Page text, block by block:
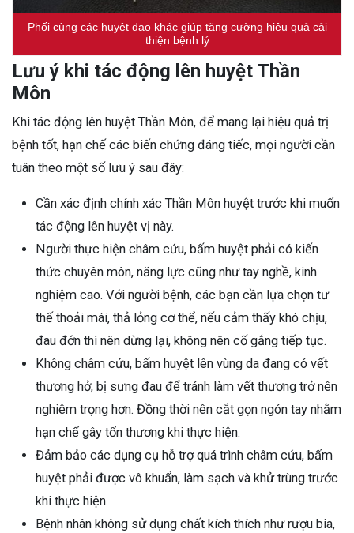
Phối cùng các huyệt đạo khác giúp tăng cường hiệu quả cải
thiện bệnh lý
Lưu ý khi tác động lên huyệt Thần
Môn
Khi tác động lên huyệt Thần Môn, để mang lại hiệu quả trị
bệnh tốt, hạn chế các biến chứng đáng tiếc, mọi người cần
tuân theo một số lưu ý sau đây:
Cần xác định chính xác Thần Môn huyệt trước khi muốn
tác động lên huyệt vị này.
Người thực hiện châm cứu, bấm huyệt phải có kiến
thức chuyên môn, năng lực cũng như tay nghề, kinh
nghiệm cao. Với người bệnh, các bạn cần lựa chọn tư
thế thoải mái, thả lỏng cơ thể, nếu cảm thấy khó chịu,
đau đớn thì nên dừng lại, không nên cố gắng tiếp tục.
Không châm cứu, bấm huyệt lên vùng da đang có vết
thương hở, bị sưng đau để tránh làm vết thương trở nên
nghiêm trọng hơn. Đồng thời nên cắt gọn ngón tay nhằm
hạn chế gây tổn thương khi thực hiện.
Đảm bảo các dụng cụ hỗ trợ quá trình châm cứu, bấm
huyệt phải được vô khuẩn, làm sạch và khử trùng trước
khi thực hiện.
Bệnh nhân không sử dụng chất kích thích như rượu bia,